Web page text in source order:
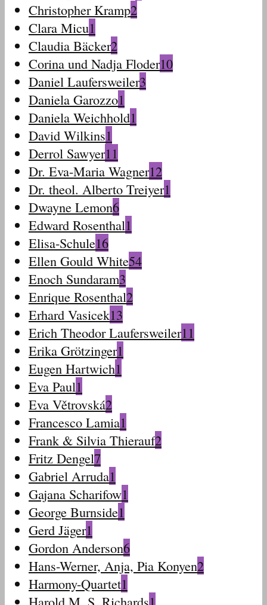
Christopher Kramp2
Clara Micu1
Claudia Bäcker2
Corina und Nadja Floder10
Daniel Laufersweiler3
Daniela Garozzo1
Daniela Weichhold1
David Wilkins1
Derrol Sawyer11
Dr. Eva-Maria Wagner12
Dr. theol. Alberto Treiyer1
Dwayne Lemon6
Edward Rosenthal1
Elisa-Schule16
Ellen Gould White54
Enoch Sundaram3
Enrique Rosenthal2
Erhard Vasicek13
Erich Theodor Laufersweiler11
Erika Grötzinger1
Eugen Hartwich1
Eva Paul1
Eva Větrovská2
Francesco Lamia1
Frank & Silvia Thierauf2
Fritz Dengel7
Gabriel Arruda1
Gajana Scharifow1
George Burnside1
Gerd Jäger1
Gordon Anderson6
Hans-Werner, Anja, Pia Konyen2
Harmony-Quartet1